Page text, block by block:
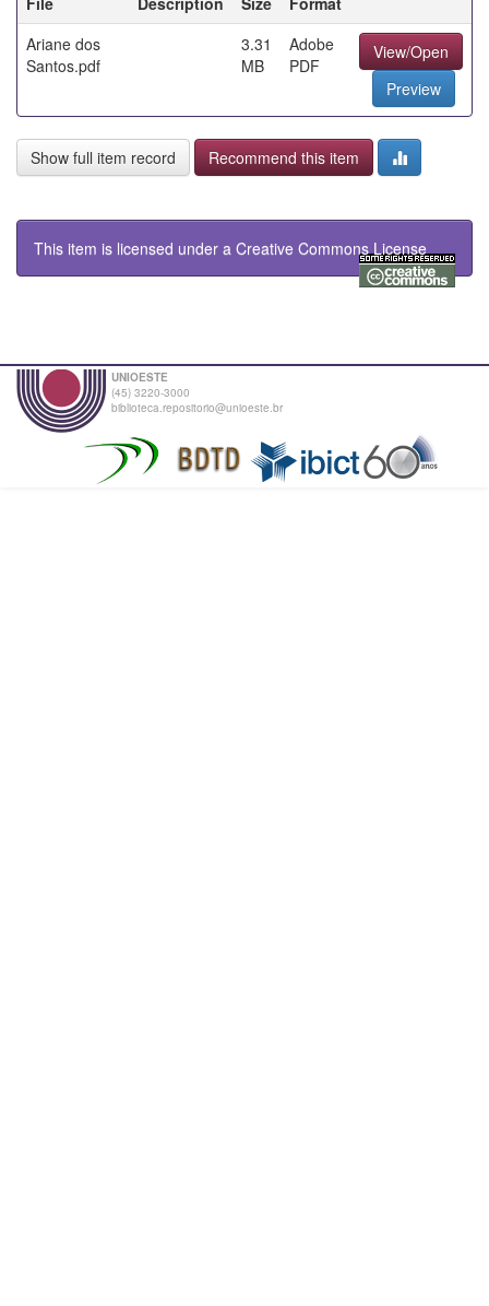
Ariane dos
Santos.pdf
3.31
MB
Adobe
PDF
View/Open
Preview
Show full item record Recommend this item
This item is licensed under a Creative Commons License
UNIOESTE
(45) 3220-3000
biblioteca.repositorio@unioeste.br